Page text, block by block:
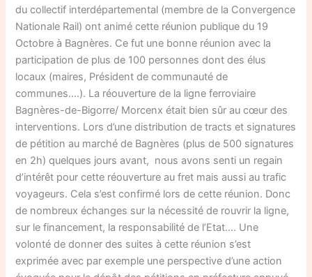
du collectif interdépartemental (membre de la Convergence
Nationale Rail) ont animé cette réunion publique du 19
Octobre à Bagnères. Ce fut une bonne réunion avec la
participation de plus de 100 personnes dont des élus
locaux (maires, Président de communauté de
communes….). La réouverture de la ligne ferroviaire
Bagnères-de-Bigorre/ Morcenx était bien sûr au cœur des
interventions. Lors d’une distribution de tracts et signatures
de pétition au marché de Bagnères (plus de 500 signatures
en 2h) quelques jours avant, nous avons senti un regain
d’intérêt pour cette réouverture au fret mais aussi au trafic
voyageurs. Cela s’est confirmé lors de cette réunion. Donc
de nombreux échanges sur la nécessité de rouvrir la ligne,
sur le financement, la responsabilité de l’Etat…. Une
volonté de donner des suites à cette réunion s’est
exprimée avec par exemple une perspective d’une action